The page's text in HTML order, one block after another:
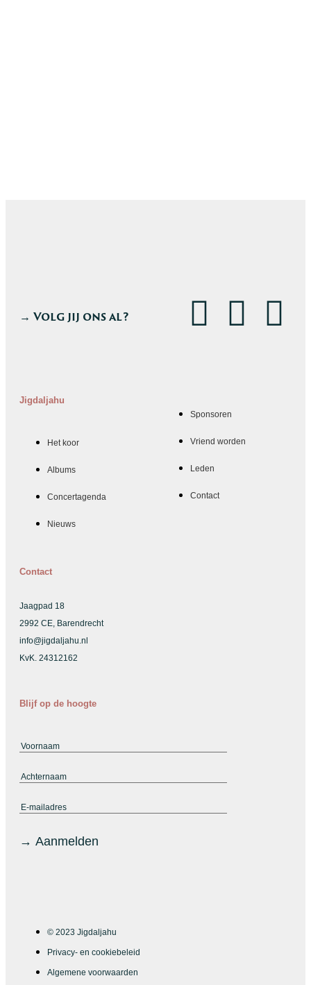
→ Volg jij ons al?
Jigdaljahu
Het koor
Albums
Concertagenda
Nieuws
Sponsoren
Vriend worden
Leden
Contact
Contact
Jaagpad 18
2992 CE, Barendrecht
info@jigdaljahu.nl
KvK. 24312162
Blijf op de hoogte
© 2023 Jigdaljahu
Privacy- en cookiebeleid
Algemene voorwaarden